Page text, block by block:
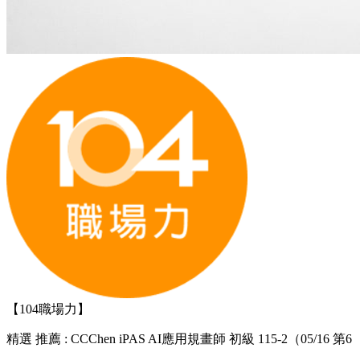
【104職場力】
精選 推薦 : CCChen iPAS AI應用規畫師 初級 115-2（05/16 第6